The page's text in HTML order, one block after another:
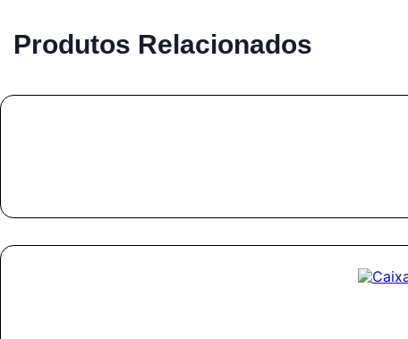
Produtos Relacionados